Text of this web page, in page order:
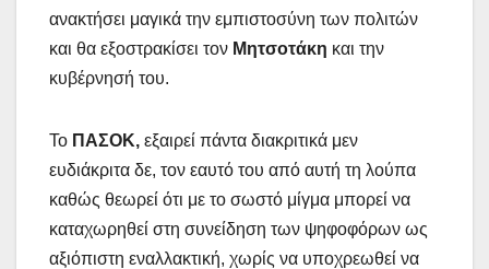
ανακτήσει μαγικά την εμπιστοσύνη των πολιτών
και θα εξοστρακίσει τον Μητσοτάκη και την
κυβέρνησή του.
Το ΠΑΣΟΚ, εξαιρεί πάντα διακριτικά μεν
ευδιάκριτα δε, τον εαυτό του από αυτή τη λούπα
καθώς θεωρεί ότι με το σωστό μίγμα μπορεί να
καταχωρηθεί στη συνείδηση των ψηφοφόρων ως
αξιόπιστη εναλλακτική, χωρίς να υποχρεωθεί να